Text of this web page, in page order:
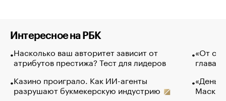
Интересное на РБК
Насколько ваш авторитет зависит от
атрибутов престижа? Тест для лидеров
Казино проиграло. Как ИИ-агенты
разрушают букмекерскую индустрию
«От
глава
Маск в